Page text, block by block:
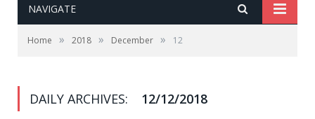
NAVIGATE
Home » 2018 » December » 12
DAILY ARCHIVES: 12/12/2018